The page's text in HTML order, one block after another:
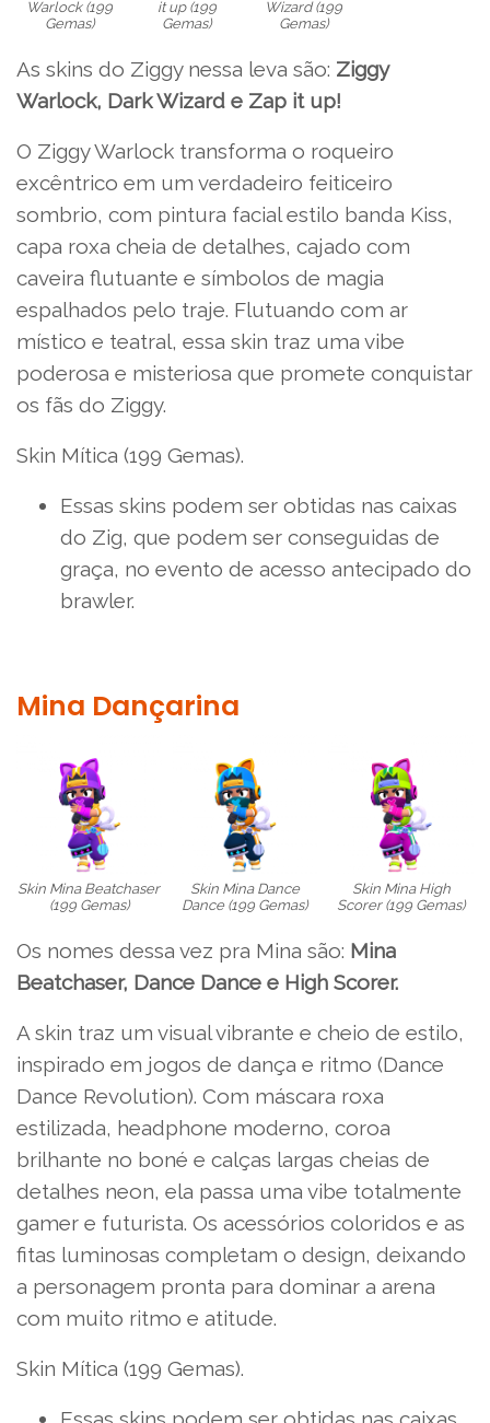
Warlock (199
Gemas)
it up (199
Gemas)
Wizard (199
Gemas)
As skins do Ziggy nessa leva são: Ziggy
Warlock, Dark Wizard e Zap it up!
O Ziggy Warlock transforma o roqueiro
excêntrico em um verdadeiro feiticeiro
sombrio, com pintura facial estilo banda Kiss,
capa roxa cheia de detalhes, cajado com
caveira flutuante e símbolos de magia
espalhados pelo traje. Flutuando com ar
místico e teatral, essa skin traz uma vibe
poderosa e misteriosa que promete conquistar
os fãs do Ziggy.
Skin Mítica (199 Gemas).
Essas skins podem ser obtidas nas caixas
do Zig, que podem ser conseguidas de
graça, no evento de acesso antecipado do
brawler.
Mina Dançarina
Skin Mina Beatchaser
(199 Gemas)
Skin Mina Dance
Dance (199 Gemas)
Skin Mina High
Scorer (199 Gemas)
Os nomes dessa vez pra Mina são: Mina
Beatchaser, Dance Dance e High Scorer.
A skin traz um visual vibrante e cheio de estilo,
inspirado em jogos de dança e ritmo (Dance
Dance Revolution). Com máscara roxa
estilizada, headphone moderno, coroa
brilhante no boné e calças largas cheias de
detalhes neon, ela passa uma vibe totalmente
gamer e futurista. Os acessórios coloridos e as
fitas luminosas completam o design, deixando
a personagem pronta para dominar a arena
com muito ritmo e atitude.
Skin Mítica (199 Gemas).